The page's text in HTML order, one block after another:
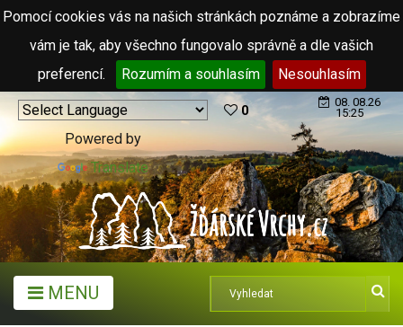
Pomocí cookies vás na našich stránkách poznáme a zobrazíme
vám je tak, aby všechno fungovalo správně a dle vašich
preferencí.
Rozumím a souhlasím Nesouhlasím
Powered by
Translate
0
08. 08.26
15:25
MENU